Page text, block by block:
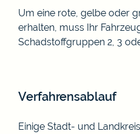
Um eine rote, gelbe oder
erhalten, muss Ihr
Schadstoffgruppen 2, 3
Verfahrensablauf
Einige Stadt- und